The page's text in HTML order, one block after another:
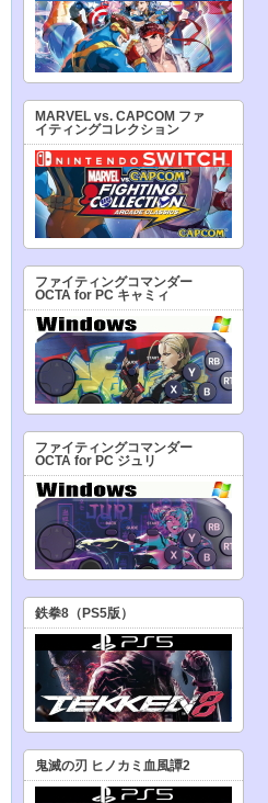
MARVEL vs. CAPCOM ファ
イティングコレクション
ファイティングコマンダー
OCTA for PC キャミィ
ファイティングコマンダー
OCTA for PC ジュリ
鉄拳8（PS5版）
鬼滅の刃 ヒノカミ血風譚2